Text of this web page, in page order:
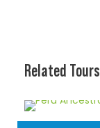
Related Tours